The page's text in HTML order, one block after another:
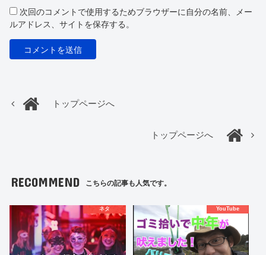
次回のコメントで使用するためブラウザーに自分の名前、メー
ルアドレス、サイトを保存する。
トップページへ
トップページへ
RECOMMEND こちらの記事も人気です。
ネタ YouTube